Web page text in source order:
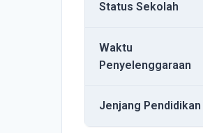
Status Sekolah
Waktu
Penyelenggaraan
Jenjang Pendidikan